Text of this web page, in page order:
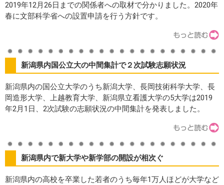
2019年12月26日までの関係者への取材で分かりました。2020年
春に文部科学省への設置申請を行う方針です。
新潟県内国公立大の中間集計で２次試験志願状況
新潟県内の国公立大学のうち新潟大学、長岡技術科学大学、長
岡造形大学、上越教育大学、新潟県立看護大学の5大学は2019
年2月1日、2次試験の志願状況の中間集計を発表しました。
新潟県内で新大学や新学部の開設が相次ぐ
新潟県内の高校を卒業した若者のうち毎年1万人ほどが大学など